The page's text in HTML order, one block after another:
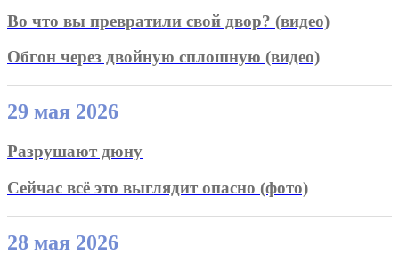
Во что вы превратили свой двор? (видео)
Обгон через двойную сплошную (видео)
29 мая 2026
Разрушают дюну
Сейчас всё это выглядит опасно (фото)
28 мая 2026